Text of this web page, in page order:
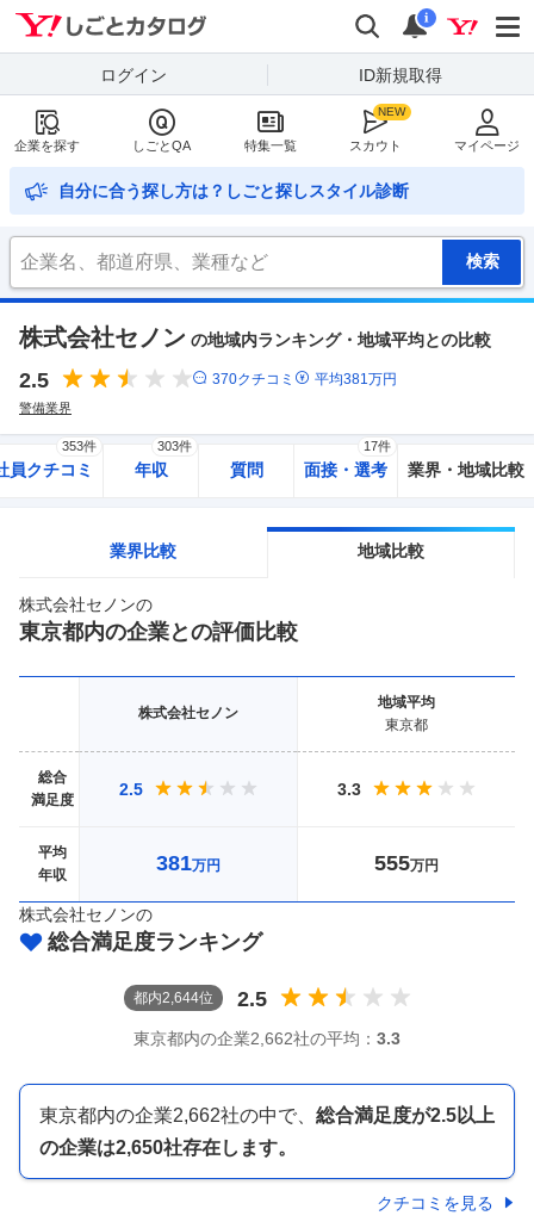
検索
通知
i
ログイン ID新規取得
企業を探す しごとQA 特集一覧 スカウト マイページ
自分に合う探し方は？しごと探しスタイル診断
株式会社セノン の地域内ランキング・地域平均との比較
2.5 370クチコミ 平均381 万円
警備業界
員クチコミ
353件
年収
303件
質問 面接・選考
17件
業界・地域比較
業界比較 地域比較
株式会社セノンの
東京都内の企業との評価比較
株式会社セノン
地域平均
東京都
総合
満足度
2.5 3.3
平均
年収
381万円 555万円
株式会社セノンの
総合満足度ランキング
都内2,644位 2.5
東京都内の企業2,662社の平均： 3.3
東京都内の企業2,662社の中で、 総合満足度が2.5以上
の企業は2,650社存在します。
クチコミを見る